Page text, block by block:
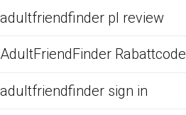
adultfriendfinder pl review
AdultFriendFinder Rabattcode
adultfriendfinder sign in